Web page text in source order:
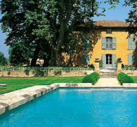
Les piscines en béton authentiques
la noblesse des
utilisés pour garder un aspect ancien,
ou créer un ornement de